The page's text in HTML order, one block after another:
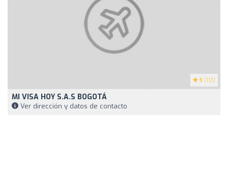
5 (112)
MI VISA HOY S.A.S BOGOTÁ
Ver dirección y datos de contacto